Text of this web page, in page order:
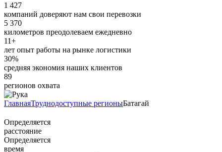
1 427
компаний доверяют нам свои перевозки
5 370
километров преодолеваем ежедневно
11+
лет опыт работы на рынке логистики
30%
средняя экономия наших клиентов
89
регионов охвата
ГлавнаяТруднодоступные регионыБатагай
Определяется
расстояние
Определяется
время